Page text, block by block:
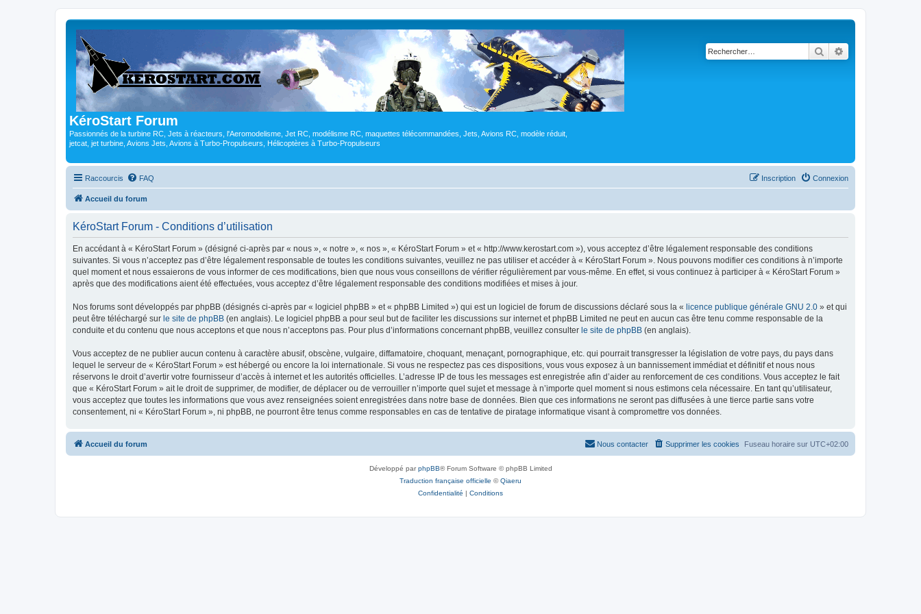
KéroStart Forum
Passionnés de la turbine RC, Jets à réacteurs, l'Aeromodelisme, Jet RC, modélisme RC, maquettes télécommandées, Jets, Avions RC, modèle réduit,
jetcat, jet turbine, Avions Jets, Avions à Turbo-Propulseurs, Hélicoptères à Turbo-Propulseurs
Rechercher
Raccourcis FAQ Connexion
Inscription
Accueil du forum
KéroStart Forum - Conditions d’utilisation
En accédant à « KéroStart Forum » (désigné ci-après par « nous », « notre », « nos », « KéroStart Forum » et « http://www.kerostart.com »), vous acceptez d’être légalement responsable des conditions
suivantes. Si vous n’acceptez pas d’être légalement responsable de toutes les conditions suivantes, veuillez ne pas utiliser et accéder à « KéroStart Forum ». Nous pouvons modifier ces conditions à n’importe
quel moment et nous essaierons de vous informer de ces modifications, bien que nous vous conseillons de vérifier régulièrement par vous-même. En effet, si vous continuez à participer à « KéroStart Forum »
après que des modifications aient été effectuées, vous acceptez d’être légalement responsable des conditions modifiées et mises à jour.
Nos forums sont développés par phpBB (désignés ci-après par « logiciel phpBB » et « phpBB Limited ») qui est un logiciel de forum de discussions déclaré sous la « licence publique générale GNU 2.0 » et qui
peut être téléchargé sur le site de phpBB (en anglais). Le logiciel phpBB a pour seul but de faciliter les discussions sur internet et phpBB Limited ne peut en aucun cas être tenu comme responsable de la
conduite et du contenu que nous acceptons et que nous n’acceptons pas. Pour plus d’informations concernant phpBB, veuillez consulter le site de phpBB (en anglais).
Vous acceptez de ne publier aucun contenu à caractère abusif, obscène, vulgaire, diffamatoire, choquant, menaçant, pornographique, etc. qui pourrait transgresser la législation de votre pays, du pays dans
lequel le serveur de « KéroStart Forum » est hébergé ou encore la loi internationale. Si vous ne respectez pas ces dispositions, vous vous exposez à un bannissement immédiat et définitif et nous nous
réservons le droit d’avertir votre fournisseur d’accès à internet et les autorités officielles. L’adresse IP de tous les messages est enregistrée afin d’aider au renforcement de ces conditions. Vous acceptez le fait
que « KéroStart Forum » ait le droit de supprimer, de modifier, de déplacer ou de verrouiller n’importe quel sujet et message à n’importe quel moment si nous estimons cela nécessaire. En tant qu’utilisateur,
vous acceptez que toutes les informations que vous avez renseignées soient enregistrées dans notre base de données. Bien que ces informations ne seront pas diffusées à une tierce partie sans votre
consentement, ni « KéroStart Forum », ni phpBB, ne pourront être tenus comme responsables en cas de tentative de piratage informatique visant à compromettre vos données.
Accueil du forum Fuseau horaire sur UTC+02:00
Supprimer les cookies
Nous contacter
Développé parphpBB® Forum Software © phpBB Limited
Traduction française officielle ©Qiaeru
Confidentialité | Conditions